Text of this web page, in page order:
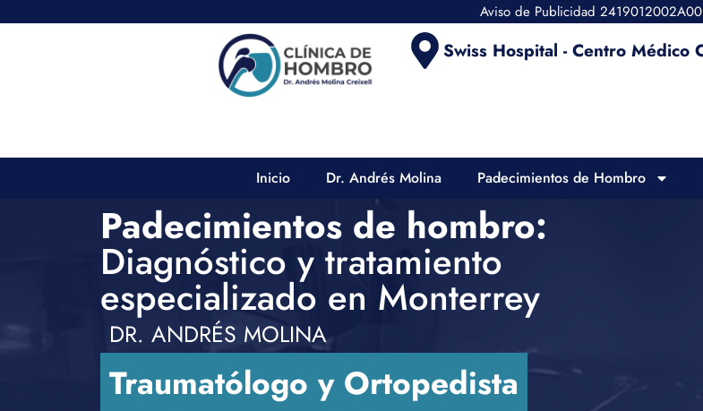
Aviso de Publicidad
Swiss Hospital - Centro Médico
Inicio Dr. Andrés Molina Padecimientos de Hombro
Padecimientos de hombro:
Diagnóstico y tratamiento
especializado en Monterrey
DR. ANDRÉS MOLINA
Traumatólogo y Ortopedista